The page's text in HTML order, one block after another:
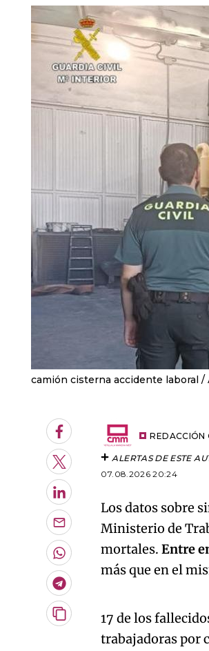
camión cisterna accidente laboral
Facebook
Twitter
LinkedIn
Enviar
por
Email
Whatsapp
Telegram
Copiar
REDACCIÓN
ALERTAS DE ESTE
07.08.2026 20:24
Los datos sobre
Ministerio de
mortales.Entre
más que en el
17 de los
trabajadoras por